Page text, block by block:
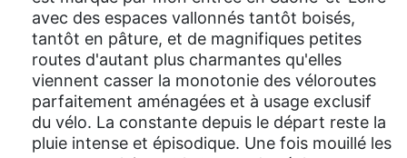
avec des espaces vallonnés tantôt boisés,
tantôt en pâture, et de magnifiques petites
routes d'autant plus charmantes qu'elles
viennent casser la monotonie des véloroutes
parfaitement aménagées et à usage exclusif
du vélo. La constante depuis le départ reste la
pluie intense et épisodique. Une fois mouillé les